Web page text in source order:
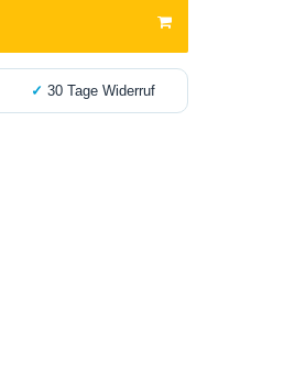
✓ 30 Tage Widerruf